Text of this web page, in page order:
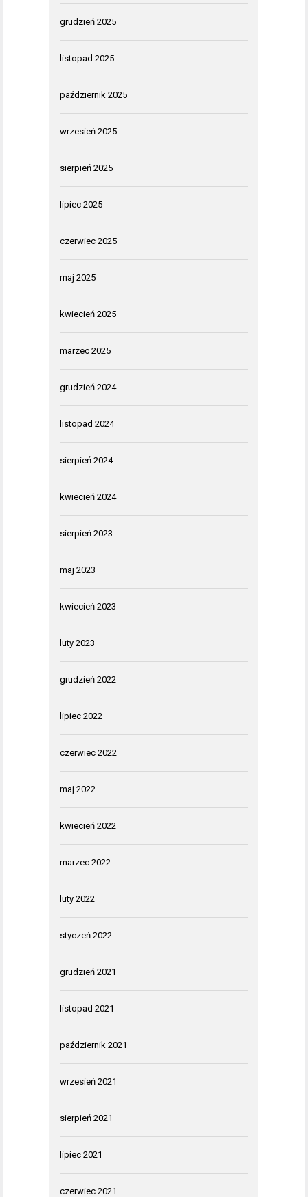
grudzień 2025
listopad 2025
październik 2025
wrzesień 2025
sierpień 2025
lipiec 2025
czerwiec 2025
maj 2025
kwiecień 2025
marzec 2025
grudzień 2024
listopad 2024
sierpień 2024
kwiecień 2024
sierpień 2023
maj 2023
kwiecień 2023
luty 2023
grudzień 2022
lipiec 2022
czerwiec 2022
maj 2022
kwiecień 2022
marzec 2022
luty 2022
styczeń 2022
grudzień 2021
listopad 2021
październik 2021
wrzesień 2021
sierpień 2021
lipiec 2021
czerwiec 2021